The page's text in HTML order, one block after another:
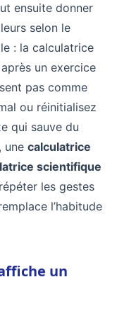
ensuite donner
selon le
: la calculatrice
un exercice
pas comme
ou réinitialisez
qui sauve du
une calculatrice
scientifique
les gestes
l’habitude
un